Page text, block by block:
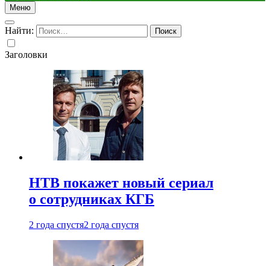
Меню
Найти:
Заголовки
НТВ покажет новый сериал
о сотрудниках КГБ
2 года спустя2 года спустя